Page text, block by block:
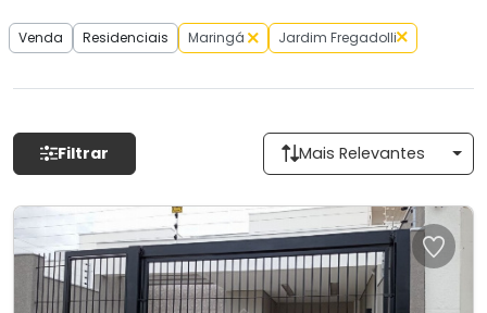
Venda Residenciais Maringá Jardim Fregadolli
Filtrar Mais Relevantes